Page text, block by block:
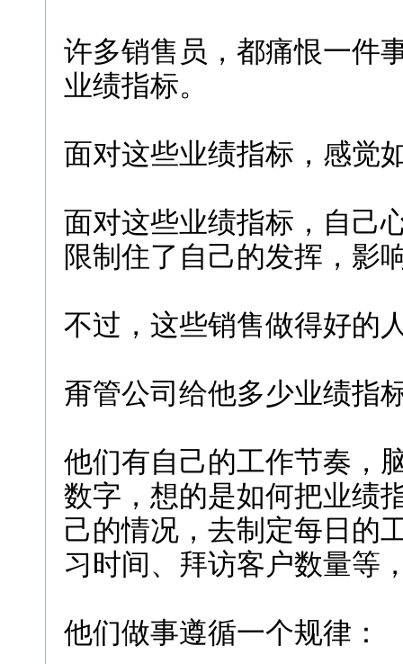
许多销售员，都痛恨一件
业绩指标。
面对这些业绩指标，感觉
面对这些业绩指标，自己
限制住了自己的发挥，影
不过，这些销售做得好的
甭管公司给他多少业绩指
他们有自己的工作节奏，
数字，想的是如何把业绩
己的情况，去制定每日的
习时间、拜访客户数量等
他们做事遵循一个规律：